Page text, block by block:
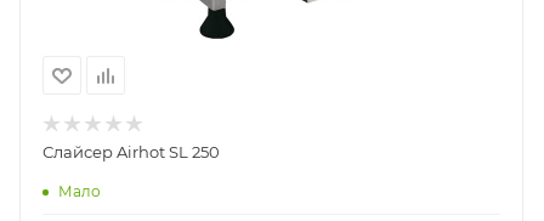
Слайсер Airhot SL 250
Мало